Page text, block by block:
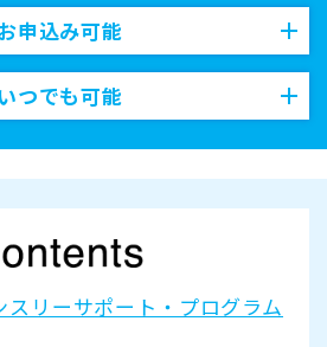
申込み可能
つでも可能
スリーサポート・プログラム